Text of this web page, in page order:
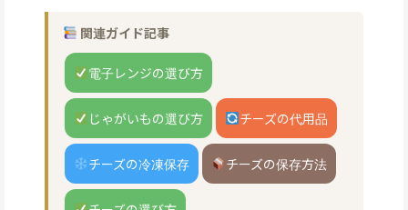
関連ガイド記事
電子レンジの選び方
じゃがいもの選び方 チーズの代用品
チーズの冷凍保存 チーズの保存方法